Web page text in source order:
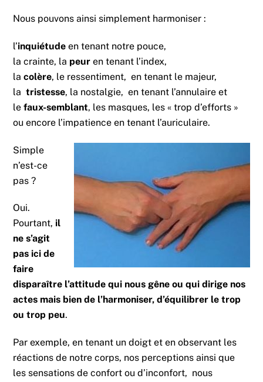
Nous pouvons ainsi simplement harmoniser :
l’inquiétude en tenant notre pouce,
la crainte, la peur en tenant l’index,
lacolère, le ressentiment, en tenant le majeur,
latristesse, la nostalgie, en tenant l’annulaire et
lefaux-semblant, les masques, les « trop d’efforts »
ou encore l’impatience en tenant l’auriculaire.
Simple
n’est-ce
pas ?
Oui.
Pourtant, il
ne s’agit
pas ici de
faire
disparaître l’attitude qui nous gêne ou qui dirige nos
actes mais bien de l’harmoniser, d’équilibrer le trop
ou trop peu.
Par exemple, en tenant un doigt et en observant les
réactions de notre corps, nos perceptions ainsi que
les sensations de confort ou d’inconfort, nous